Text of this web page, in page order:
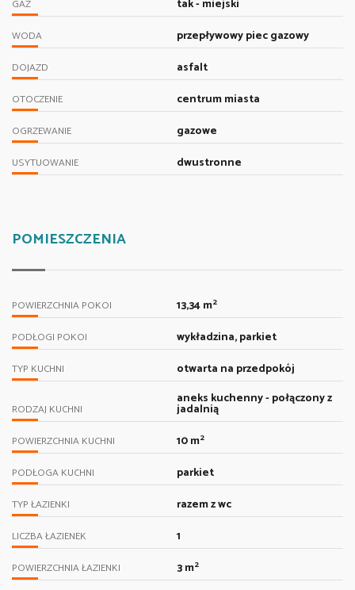
GAZ tak - miejski
WODA przepływowy piec gazowy
DOJAZD asfalt
OTOCZENIE centrum miasta
OGRZEWANIE gazowe
USYTUOWANIE dwustronne
POMIESZCZENIA
POWIERZCHNIA POKOI 13,34 m2
PODŁOGI POKOI wykładzina, parkiet
TYP KUCHNI otwarta na przedpokój
RODZAJ KUCHNI
aneks kuchenny - połączony z
jadalnią
POWIERZCHNIA KUCHNI 10 m2
PODŁOGA KUCHNI parkiet
TYP ŁAZIENKI razem z wc
LICZBA ŁAZIENEK 1
POWIERZCHNIA ŁAZIENKI 3 m2